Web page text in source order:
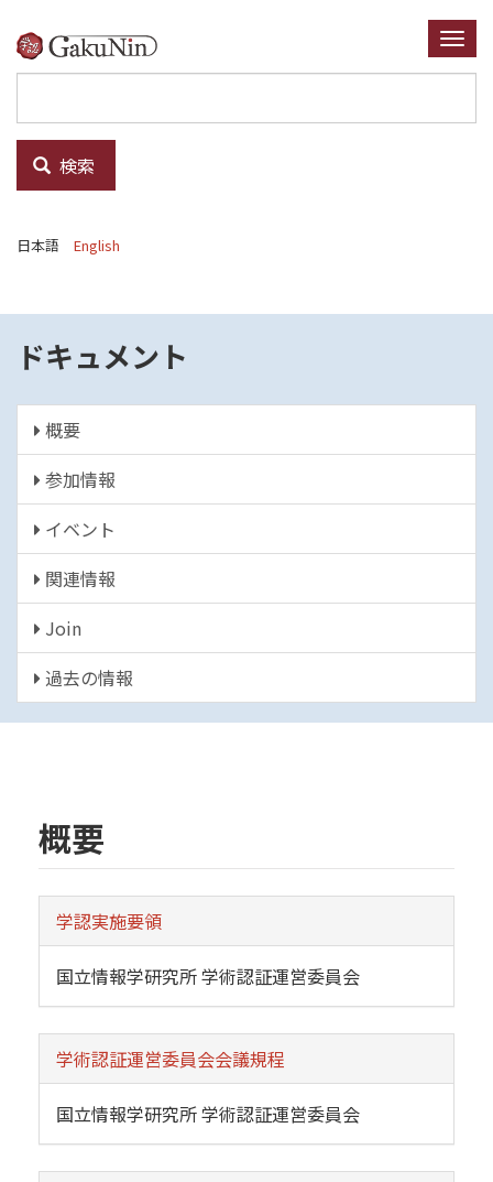
イ
ン
ン
テ
ツ
検索
日本語 English
ドキュメント
概要
参加情報
イベント
関連情報
Join
過去の情報
概要
学認実施要領
国立情報学研究所 学術認証運営委員会
学術認証運営委員会会議規程
国立情報学研究所 学術認証運営委員会